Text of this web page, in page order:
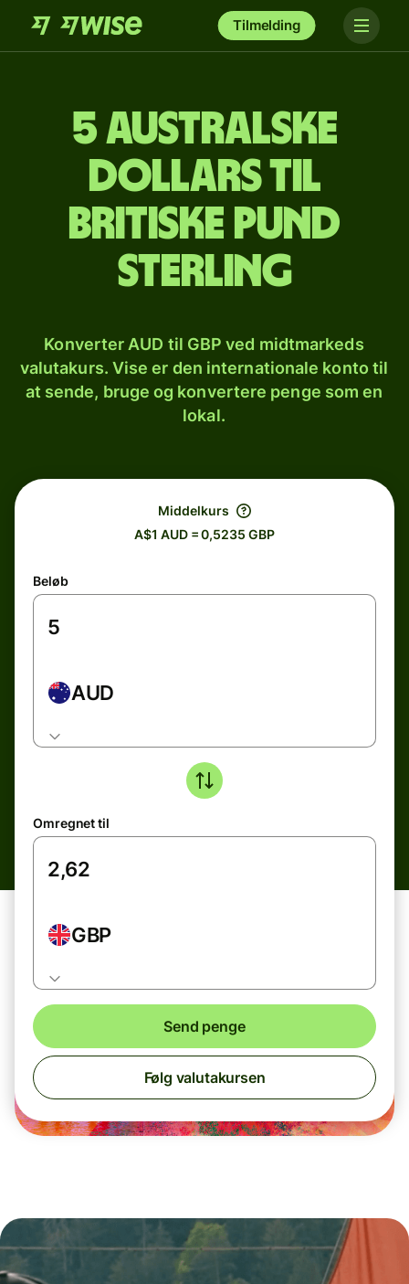
Tilmelding
5 australske
dollars til
britiske pund
sterling
Konverter AUD til GBP ved midtmarkeds
valutakurs. Vise er den internationale konto til
at sende, bruge og konvertere penge som en
lokal.
Middelkurs
A$1 AUD = 0,5235 GBP
Beløb
AUD
Omregnet til
GBP
Send penge
Følg valutakursen